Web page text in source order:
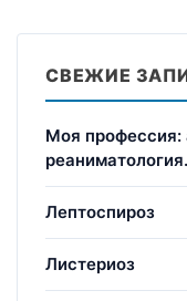
СВЕЖИЕ
Моя профессия:
Лептоспироз
Листериоз